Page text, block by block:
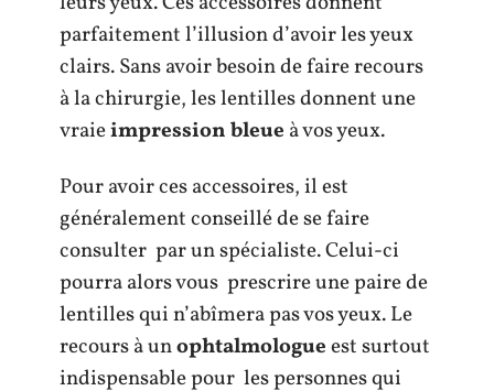
parfaitement l’illusion d’avoir les yeux
clairs. Sans avoir besoin de faire recours
à la chirurgie, les lentilles donnent une
vraieimpression bleue à vos yeux.
Pour avoir ces accessoires, il est
généralement conseillé de se faire
consulter par un spécialiste. Celui-ci
pourra alors vous prescrire une paire de
lentilles qui n’abîmera pas vos yeux. Le
recours à unophtalmologueest surtout
indispensable pour les personnes qui